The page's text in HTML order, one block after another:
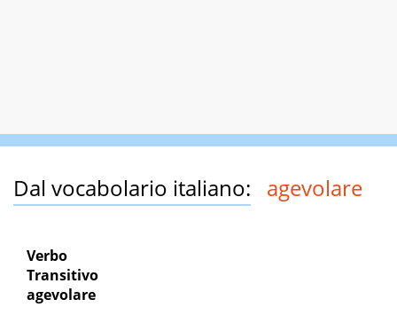
Dal vocabolario italiano: agevolare
Verbo
Transitivo
agevolare